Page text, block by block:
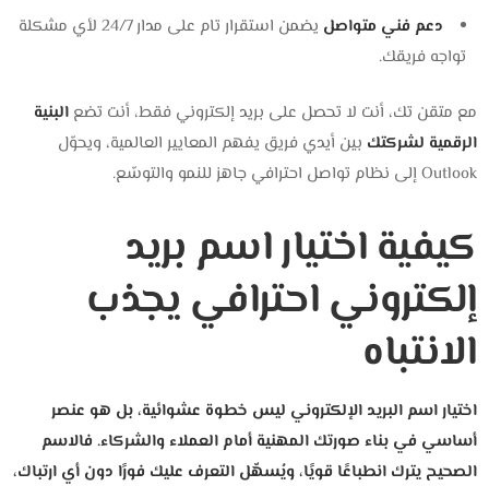
دعم فني متواصل
يضمن استقرار تام على مدار 24/7 لأي مشكلة
تواجه فريقك.
مع متقن تك، أنت لا تحصل على بريد إلكتروني فقط، أنت تضعالبنية
الرقمية لشركتك بين أيدي فريق يفهم المعايير العالمية، ويحوّل
Outlook إلى نظام تواصل احترافي جاهز للنمو والتوسّع.
كيفية اختيار اسم بريد
إلكتروني احترافي يجذب
الانتباه
اختيار اسم البريد الإلكتروني ليس خطوة عشوائية، بل هو عنصر
أساسي في بناء صورتك المهنية أمام العملاء والشركاء. فالاسم
الصحيح يترك انطباعًا قويًا، ويُسهّل التعرف عليك فورًا دون أي ارتباك،